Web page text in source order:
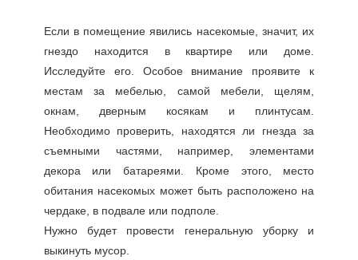
Если в помещение явились насекомые, значит, их
гнездо находится в квартире или доме.
Исследуйте его. Особое внимание проявите к
местам за мебелью, самой мебели, щелям,
окнам, дверным косякам и плинтусам.
Необходимо проверить, находятся ли гнезда за
съемными частями, например, элементами
декора или батареями. Кроме этого, место
обитания насекомых может быть расположено на
чердаке, в подвале или подполе.
Нужно будет провести генеральную уборку и
выкинуть мусор.